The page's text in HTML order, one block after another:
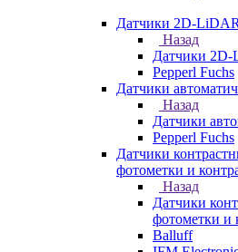
Датчики 2D-LiDAR
Назад
Датчики 2D-
Pepperl Fuchs
Датчики
Назад
Датчики
Pepperl Fuchs
Датчики
фотометки и
Назад
Датчики
фотометки и
Balluff